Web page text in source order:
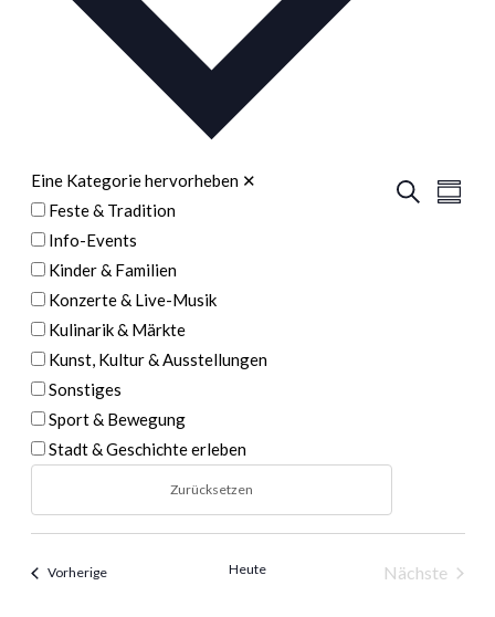
Suche
Eine Kategorie hervorheben ✕
Feste & Tradition
Info-Events
Kinder & Familien
Konzerte & Live-Musik
Kulinarik & Märkte
Kunst, Kultur & Ausstellungen
Sonstiges
Sport & Bewegung
Stadt & Geschichte erleben
Zurücksetzen
VorherigeVeranstaltungen Heute
Nächste